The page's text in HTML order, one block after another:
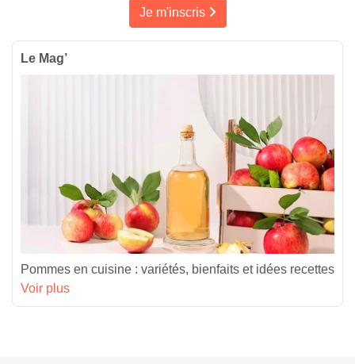
Je m'inscris
Le Mag’
Pommes en cuisine : variétés, bienfaits et idées recettes
Voir plus